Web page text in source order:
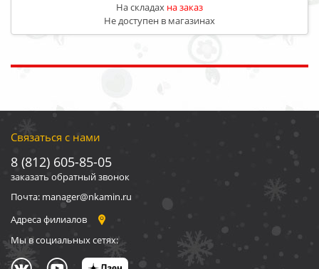
На складах на заказ
Не доступен в магазинах
Связаться с нами
8 (812) 605-85-05
заказать обратный звонок
Почта: manager@nkamin.ru
Адреса филиалов
Мы в социальных сетях: